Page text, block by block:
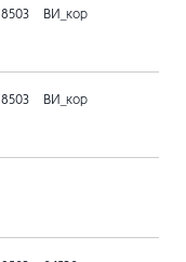
8503 ВИ_кор
8503 ВИ_кор